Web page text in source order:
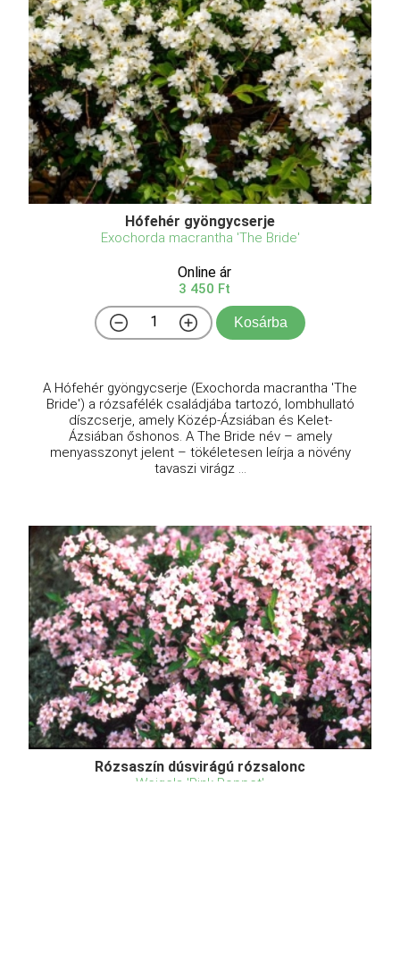
Hófehér gyöngycserje
Exochorda macrantha 'The Bride'
Online ár
3 450 Ft
Kosárba
A Hófehér gyöngycserje (Exochorda macrantha 'The
Bride') a rózsafélék családjába tartozó, lombhullató
díszcserje, amely Közép-Ázsiában és Kelet-
Ázsiában őshonos. A The Bride név – amely
menyasszonyt jelent – tökéletesen leírja a növény
tavaszi virágz ...
Rózsaszín dúsvirágú rózsalonc
Weigela 'Pink Poppet'